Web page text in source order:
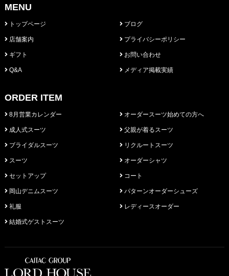
MENU
トップページ
店舗案内
ギフト
Q&A
ブログ
プライバシーポリシー
お問い合わせ
メディア掲載実績
ORDER ITEM
8月営業カレンダー
成人式スーツ
ブライダルスーツ
スーツ
セットアップ
岡山デニムスーツ
礼服
結婚式ゲストスーツ
オーダースーツ始めての方へ
父親が着るスーツ
リクルートスーツ
オーダーシャツ
コート
パターンオーダーシューズ
レディースオーダー